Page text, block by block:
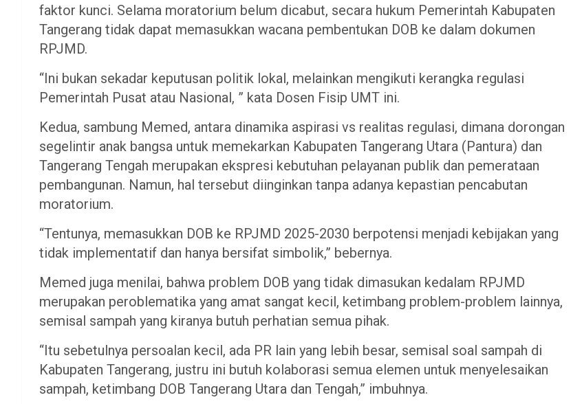
faktor kunci. Selama moratorium belum dicabut, secara hukum Pemerintah Kabupaten
Tangerang tidak dapat memasukkan wacana pembentukan DOB ke dalam dokumen
RPJMD.
“Ini bukan sekadar keputusan politik lokal, melainkan mengikuti kerangka regulasi
Pemerintah Pusat atau Nasional, ” kata Dosen Fisip UMT ini.
Kedua, sambung Memed, antara dinamika aspirasi vs realitas regulasi, dimana dorongan
segelintir anak bangsa untuk memekarkan Kabupaten Tangerang Utara (Pantura) dan
Tangerang Tengah merupakan ekspresi kebutuhan pelayanan publik dan pemerataan
pembangunan. Namun, hal tersebut diinginkan tanpa adanya kepastian pencabutan
moratorium.
“Tentunya, memasukkan DOB ke RPJMD 2025-2030 berpotensi menjadi kebijakan yang
tidak implementatif dan hanya bersifat simbolik,” bebernya.
Memed juga menilai, bahwa problem DOB yang tidak dimasukan kedalam RPJMD
merupakan peroblematika yang amat sangat kecil, ketimbang problem-problem lainnya,
semisal sampah yang kiranya butuh perhatian semua pihak.
“Itu sebetulnya persoalan kecil, ada PR lain yang lebih besar, semisal soal sampah di
Kabupaten Tangerang, justru ini butuh kolaborasi semua elemen untuk menyelesaikan
sampah, ketimbang DOB Tangerang Utara dan Tengah,” imbuhnya.